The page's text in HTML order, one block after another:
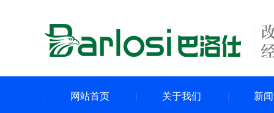
网站首页 关于我们 新